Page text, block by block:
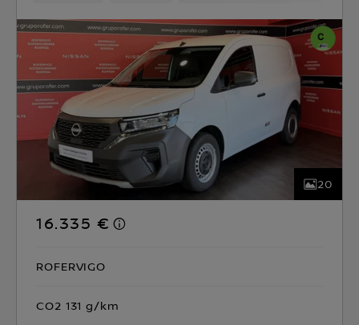
20
16.335 €
ROFERVIGO
CO2 131 g/km